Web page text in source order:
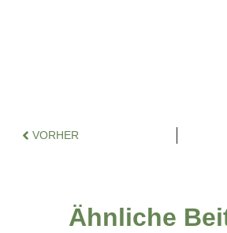
VORHER
Ähnliche